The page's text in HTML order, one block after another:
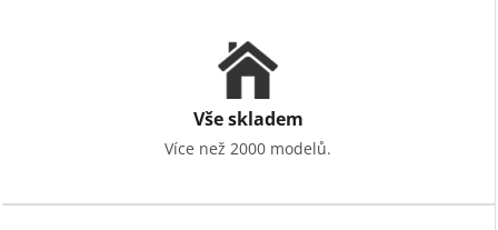
Vše skladem
Více než 2000 modelů.